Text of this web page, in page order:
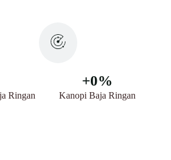
Ringan Kanopi Baja Ringan
+0%